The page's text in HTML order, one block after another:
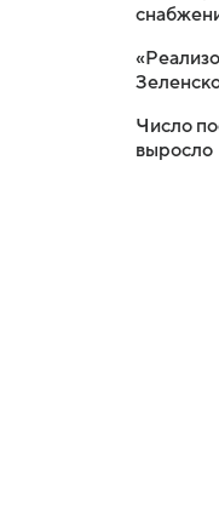
Число
выросло